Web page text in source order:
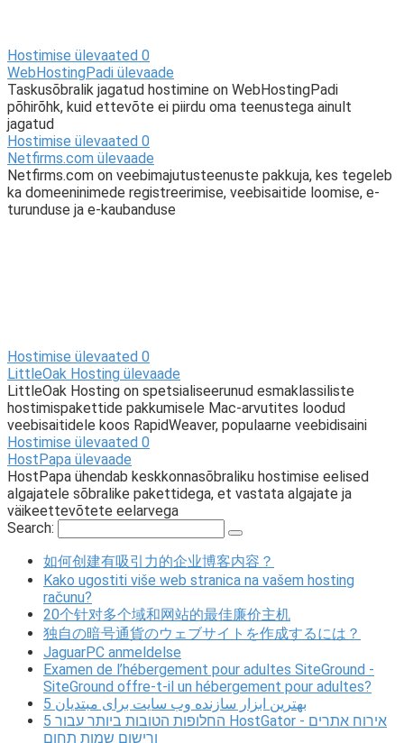
Hostimise ülevaated 0
WebHostingPadi ülevaade
Taskusõbralik jagatud hostimine on WebHostingPadi
põhirõhk, kuid ettevõte ei piirdu oma teenustega ainult
jagatud
Hostimise ülevaated 0
Netfirms.com ülevaade
Netfirms.com on veebimajutusteenuste pakkuja, kes tegeleb
ka domeeninimede registreerimise, veebisaitide loomise, e-
turunduse ja e-kaubanduse
Hostimise ülevaated 0
LittleOak Hosting ülevaade
LittleOak Hosting on spetsialiseerunud esmaklassiliste
hostimispakettide pakkumisele Mac-arvutites loodud
veebisaitidele koos RapidWeaver, populaarne veebidisaini
Hostimise ülevaated 0
HostPapa ülevaade
HostPapa ühendab keskkonnasõbraliku hostimise eelised
algajatele sõbralike pakettidega, et vastata algajate ja
väikeettevõtete eelarvega
Search:
如何创建有吸引力的企业博客内容？
Kako ugostiti više web stranica na vašem hosting
računu?
20个针对多个域和网站的最佳廉价主机
独自の暗号通貨のウェブサイトを作成するには？
JaguarPC anmeldelse
Examen de l’hébergement pour adultes SiteGround -
SiteGround offre-t-il un hébergement pour adultes?
5 بهترین ابزار سازنده وب سایت برای مبتدیان
5 החלופות הטובות ביותר עבור HostGator - אירוח אתרים
ורישום שמות תחום